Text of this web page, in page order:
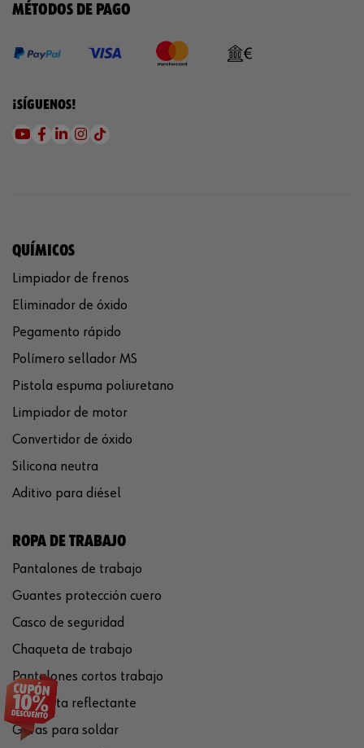
MÉTODOS DE PAGO
¡SÍGUENOS!
QUÍMICOS
Limpiador de frenos
Eliminador de óxido
Pegamento rápido
Polímero sellador MS
Pistola espuma poliuretano
Limpiador de motor
Convertidor de óxido
Silicona neutra
Aditivo para diésel
ROPA DE TRABAJO
Pantalones de trabajo
Guantes protección cuero
Casco de seguridad
Chaqueta de trabajo
Pantalones cortos trabajo
Chaqueta reflectante
Gafas para soldar